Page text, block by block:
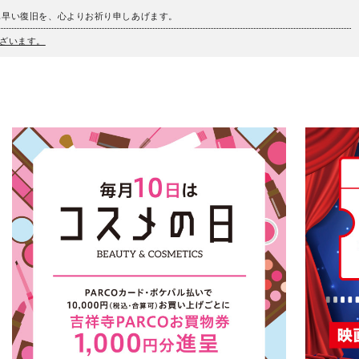
い復旧を、心よりお祈り申しあげます。
います。